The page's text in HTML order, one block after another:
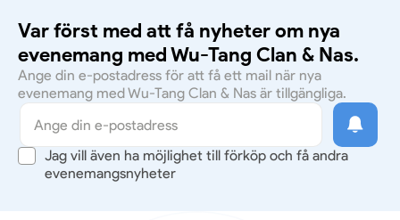
Var först med att få nyheter om nya
evenemang med Wu-Tang Clan & Nas.
Ange din e-postadress för att få ett mail när nya
evenemang med Wu-Tang Clan & Nas är tillgängliga.
Jag vill även ha möjlighet till förköp och få andra
evenemangsnyheter